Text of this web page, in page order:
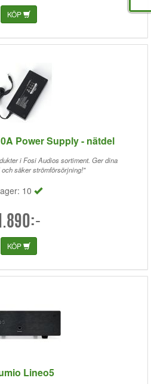
KÖP
Power Supply - nätdel
i Fosi Audios sortiment. Ger dina
säker strömförsörjning!"
10
1.890:-
KÖP
Lineo5